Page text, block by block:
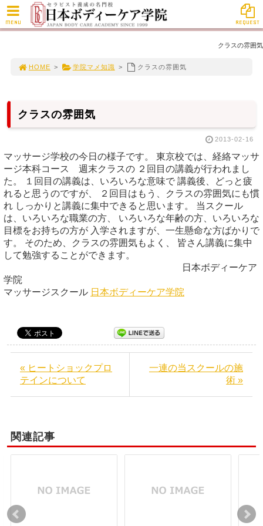
クラスの雰囲気
HOME > 学院マメ知識 > クラスの雰囲気
クラスの雰囲気
2013-02-16
マッサージ学校の今日の様子です。 東京校では、経絡マッサ
ージ本科コース 週末クラスの ２回目の講義が行われまし
た。 １回目の講義は、いろいろな意味で 講義後、どっと疲
れると思うのですが、 ２回目はもう、クラスの雰囲気にも慣
れ しっかりと講義に集中できると思います。 当スクール
は、いろいろな職業の方、 いろいろな年齢の方、いろいろな
目標をお持ちの方が 入学されますが、一生懸命な方ばかりで
す。 そのため、クラスの雰囲気もよく、 皆さん講義に集中
して勉強することができます。
日本ボディーケア
学院
マッサージスクール 日本ボディーケア学院
« ヒートショックプロ
テインについて
一連の当スクールの施
術 »
関連記事
MENU REQUEST